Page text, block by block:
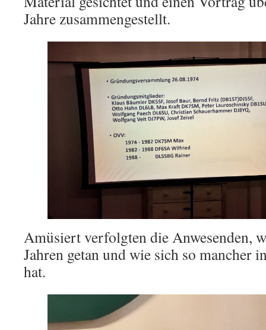
Jahre zusammengestellt.
Amüsiert verfolgten die Anwesenden,
Jahren getan und wie sich so mancher
hat.